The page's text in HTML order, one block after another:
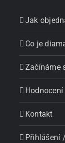
Jak
Co je
Začínáme
Kontakt
Přihlášení